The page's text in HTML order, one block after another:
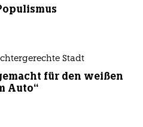
Stadt
für den weißen
Auto“